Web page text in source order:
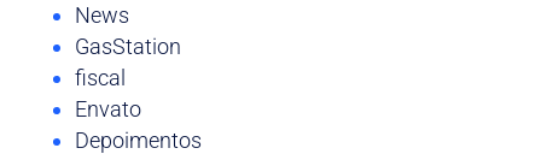
News
GasStation
fiscal
Envato
Depoimentos